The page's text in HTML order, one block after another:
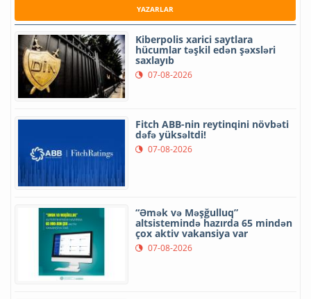
YAZARLAR
Kiberpolis xarici saytlara
hücumlar təşkil edən şəxsləri
saxlayıb
07-08-2026
Fitch ABB-nin reytinqini növbəti
dəfə yüksəltdi!
07-08-2026
“Əmək və Məşğulluq”
altsistemində hazırda 65 mindən
çox aktiv vakansiya var
07-08-2026